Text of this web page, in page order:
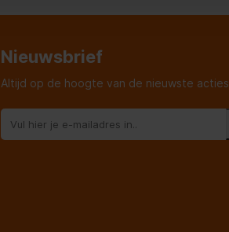
Nieuwsbrief
Altijd op de hoogte van de nieuwste acties